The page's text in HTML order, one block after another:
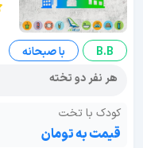
B.B
با صبحانه
هر نفر دو تخته
کودک با تخت
قیمت به تومان